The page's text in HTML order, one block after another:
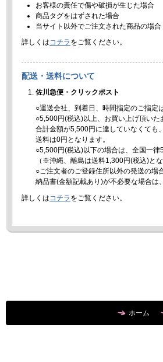
お客様の責任で傷や破損が生じた場合
商品タグをはずされた場合
当サイト以外でご注文された商品の場合
詳しくはコチラ をご覧ください。
配送・送料について
佐川急便・クリックポスト
○運送会社、到着日、時間指定のご指定
○5,500円(税込)以上、お買い上げ頂い
合計金額が5,500円に達していなくても
送料は0円となります。
○5,500円(税込)以下の場合は、全国一
（※沖縄、離島は送料1,300円(税込)とな
○ご注文者のご登録住所以外の発送の場
納品書(金額記載あり)が不必要な場合は
詳しくはコチラ をご覧ください。
ホーム